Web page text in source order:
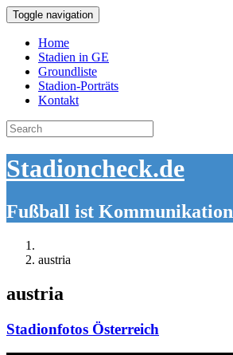
Toggle navigation
Home
Stadien in GE
Groundliste
Stadion-Porträts
Kontakt
Search
for:
Stadioncheck.de
Fußball ist Kommunikation
austria
austria
Stadionfotos Österreich